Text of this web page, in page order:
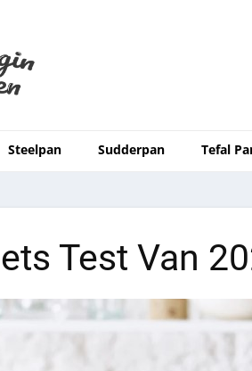
Steelpan Sudderpan Tefal
Test Van